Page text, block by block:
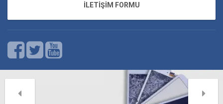
İLETİŞİM FORMU